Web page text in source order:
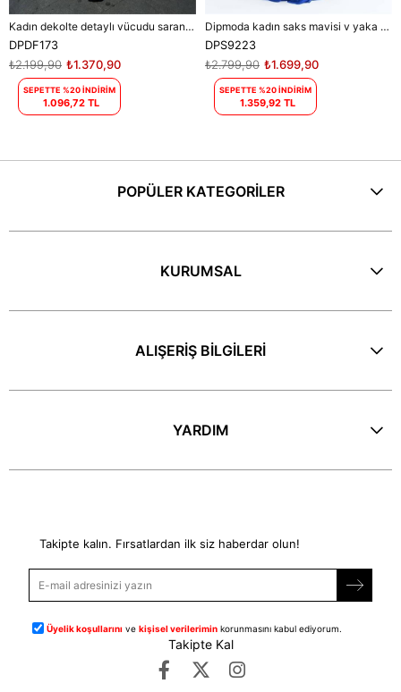
Kadın dekolte detaylı vücudu saran maxi elbise DPDF173
DPDF173
₺1.370,90
₺2.199,90
SEPETTE %20 İNDİRİM
1.096,72 TL
Dipmoda kadın saks mavisi v yaka simli tül abiye elbise DPS9223
DPS9223
₺1.699,90
₺2.799,90
SEPETTE %20 İNDİRİM
1.359,92 TL
POPÜLER KATEGORİLER
KURUMSAL
ALIŞERİŞ BİLGİLERİ
YARDIM
Takipte kalın. Fırsatlardan ilk siz haberdar olun!
Üyelik koşullarını vekişisel verilerimin korunmasını kabul ediyorum.
Takipte Kal